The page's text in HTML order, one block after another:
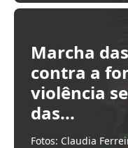
Marcha
contra a
violência
das...
Fotos: Claudia